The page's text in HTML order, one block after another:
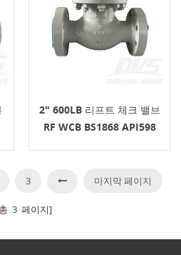
2" 600LB 리프트 체크 밸브
RF WCB BS1868 API598
3 마지막 페이지
3페이지]